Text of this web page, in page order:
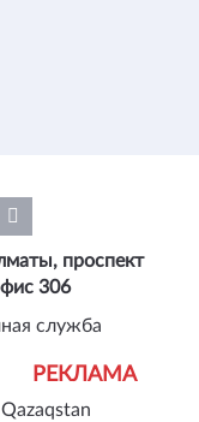
РЕКЛАМА
проспект
306
служба